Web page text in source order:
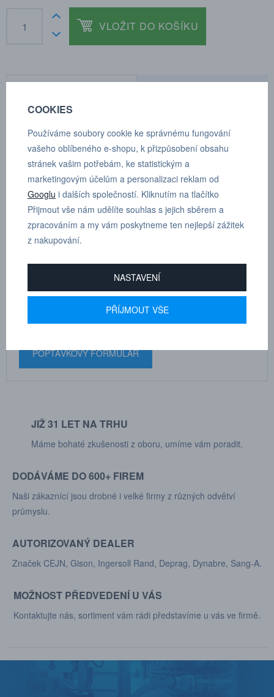
VLOŽIT DO KOŠÍKU
Úhlová spojka vnější - vnitřní D 10 mm
Dle tloušťky hadice
technické poradenství
+420 731 517 942
POPTÁVKOVÝ FORMULÁŘ
JIŽ 31 LET NA TRHU
Máme bohaté zkušenosti z oboru, umíme vám poradit.
DODÁVÁME DO 600+ FIREM
Naši zákaznící jsou drobné i velké firmy z různých odvětví
průmyslu.
AUTORIZOVANÝ DEALER
Značek CEJN, Gison, Ingersoll Rand, Deprag, Dynabre, Sang-A.
MOŽNOST PŘEDVEDENÍ U VÁS
Kontaktujte nás, sortiment vám rádi představíme u vás ve firmě.
COOKIES
Používáme soubory cookie ke správnému fungování
vašeho oblíbeného e-shopu, k přizpůsobení obsahu
stránek vašim potřebám, ke statistickým a
marketingovým účelům a personalizaci reklam od
Googlu i dalších společností. Kliknutím na tlačítko
Přijmout vše nám udělíte souhlas s jejich sběrem a
zpracováním a my vám poskytneme ten nejlepší zážitek
z nakupování.
NASTAVENÍ
PŘÍJMOUT VŠE